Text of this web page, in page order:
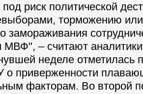
риск политической
торможению
замораживания
МВФ", – считают
неделе отметилась
о приверженности
факторам. Во второй